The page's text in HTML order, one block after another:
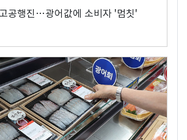
공행진…광어값에 소비자 '멈칫'